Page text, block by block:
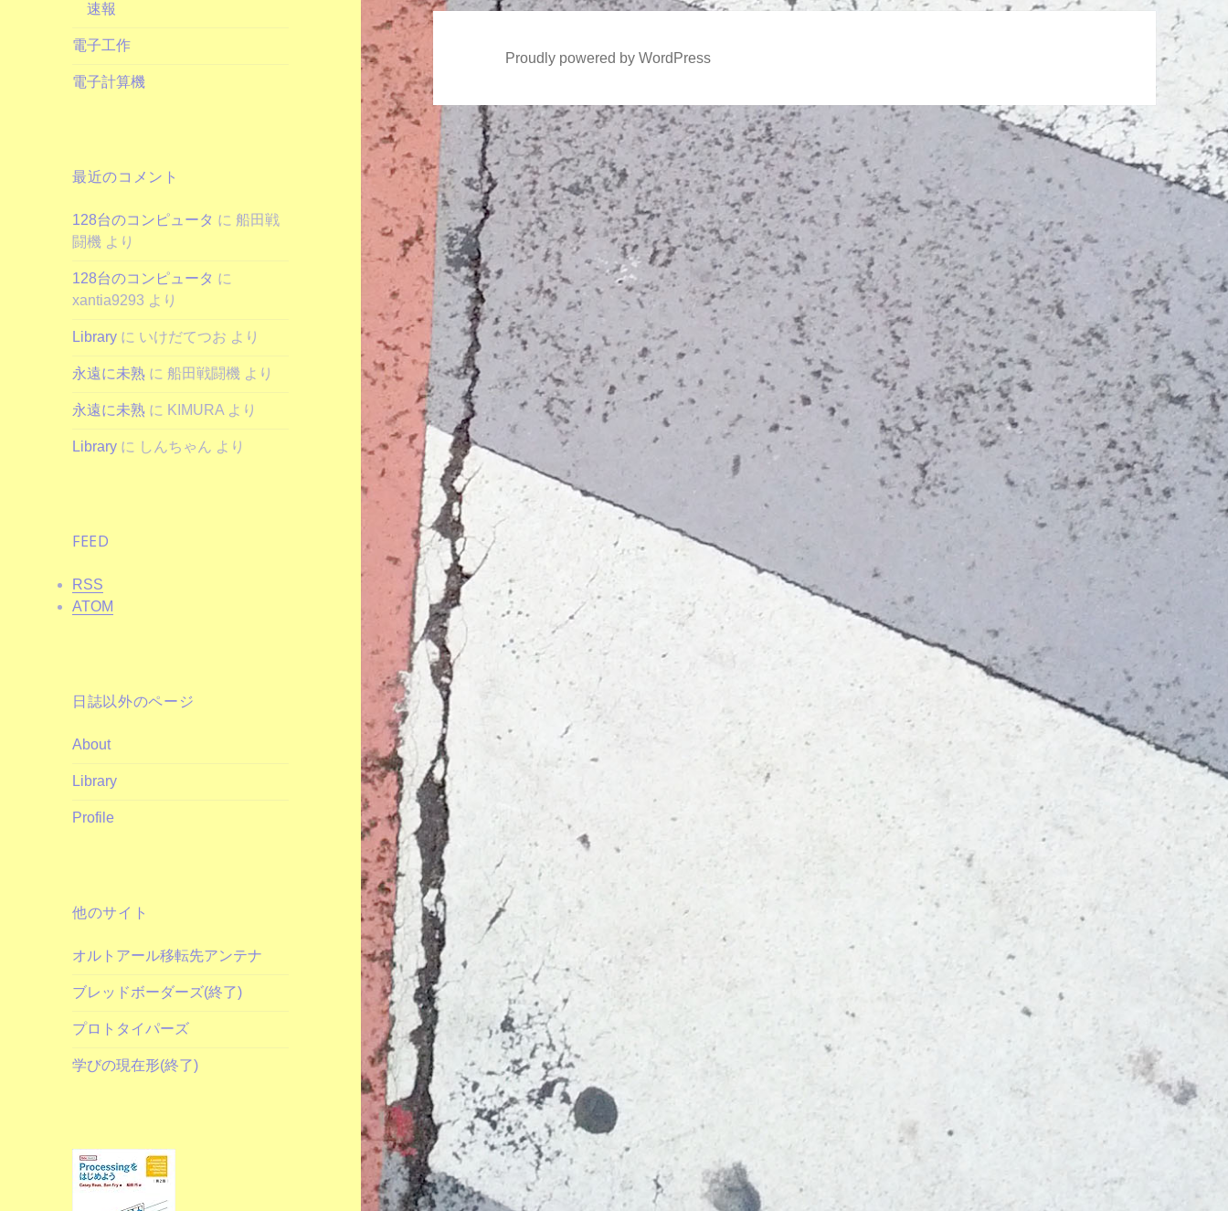
速報
電子工作
電子計算機
最近のコメント
128台のコンピュータ に船田戦
闘機 より
128台のコンピュータ に
xantia9293 より
Library に いけだてつお より
永遠に未熟 に船田戦闘機 より
永遠に未熟 に KIMURA より
Library に しんちゃん より
FEED
RSS
ATOM
日誌以外のページ
About
Library
Profile
他のサイト
オルトアール移転先アンテナ
ブレッドボーダーズ(終了)
プロトタイパーズ
学びの現在形(終了)
Proudly powered by WordPress